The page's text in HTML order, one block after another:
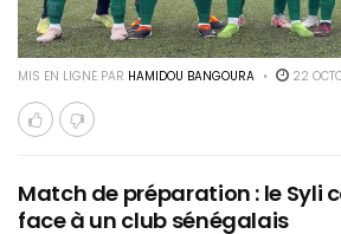
MIS EN LIGNE PAR HAMIDOU BANGOURA 22
Match de préparation : le Syli
face à un club sénégalais